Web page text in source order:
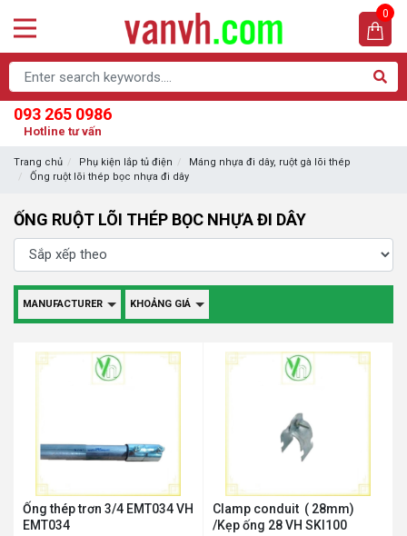
093 265 0986
Hotline tư vấn
0
Trang chủ Phụ kiện lắp tủ điện
Máng nhựa đi dây, ruột gà lõi thép
Ống ruột lõi thép bọc nhựa đi dây
ỐNG RUỘT LÕI THÉP BỌC NHỰA ĐI DÂY
Ống thép trơn 3/4 EMT034 VH
EMT034
Clamp conduit ( 28mm)
/Kẹp ống 28 VH SKI100
MANUFACTURER KHOẢNG GIÁ